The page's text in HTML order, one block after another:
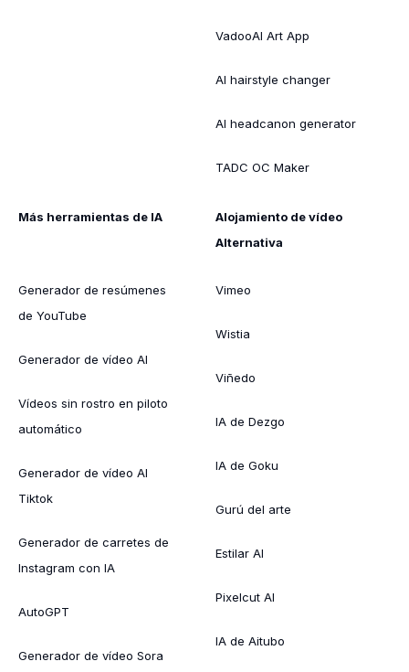
VadooAI Art App
AI hairstyle changer
AI headcanon generator
TADC OC Maker
Más herramientas de IA
Generador de resúmenes
de YouTube
Generador de vídeo AI
Vídeos sin rostro en piloto
automático
Generador de vídeo AI
Tiktok
Generador de carretes de
Instagram con IA
AutoGPT
Generador de vídeo Sora
Alojamiento de vídeo
Alternativa
Vimeo
Wistia
Viñedo
IA de Dezgo
IA de Goku
Gurú del arte
Estilar AI
Pixelcut AI
IA de Aitubo